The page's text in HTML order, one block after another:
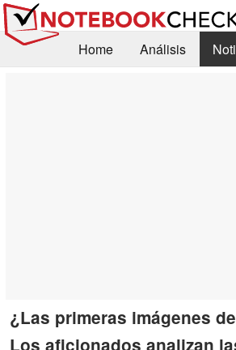
Home Análisis
¿Las primeras imágenes
Los aficionados analizan